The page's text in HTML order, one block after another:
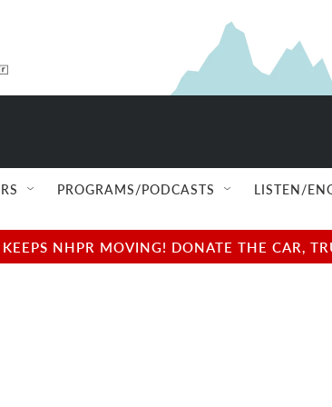
PROGRAMS/PODCASTS LISTEN/
NHPR MOVING! DONATE THE CAR,